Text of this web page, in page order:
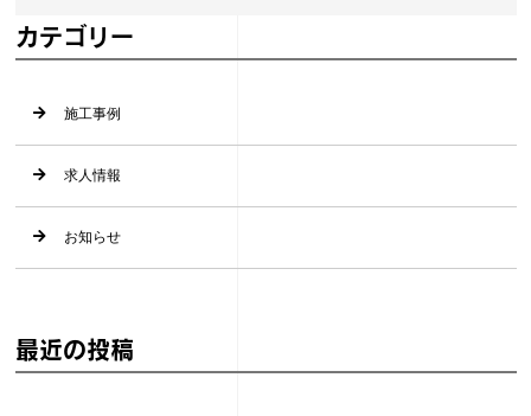
カテゴリー
施工事例
求人情報
お知らせ
最近の投稿